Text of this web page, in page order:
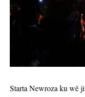
Starta Newroza ku wê